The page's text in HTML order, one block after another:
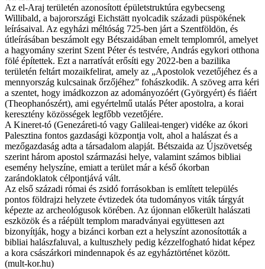
Az el-Araj területén azonosított épületstruktúra egybecseng
Willibald, a bajorországi Eichstätt nyolcadik századi püspökének
leírásaival. Az egyházi méltóság 725-ben járt a Szentföldön, és
útleírásában beszámolt egy Bétszaidában emelt templomról, amelyet
a hagyomány szerint Szent Péter és testvére, András egykori otthona
fölé építettek. Ezt a narratívát erősíti egy 2022-ben a bazilika
területén feltárt mozaikfelirat, amely az „Apostolok vezetőjéhez és a
mennyország kulcsainak őrzőjéhez” fohászkodik. A szöveg arra kéri
a szentet, hogy imádkozzon az adományozóért (Györgyért) és fiáért
(Theophanószért), ami egyértelmű utalás Péter apostolra, a korai
keresztény közösségek legfőbb vezetőjére.
A Kineret-tó (Genezáreti-tó vagy Galileai-tenger) vidéke az ókori
Palesztina fontos gazdasági központja volt, ahol a halászat és a
mezőgazdaság adta a társadalom alapját. Bétszaida az Újszövetség
szerint három apostol származási helye, valamint számos bibliai
esemény helyszíne, emiatt a terület már a késő ókorban
zarándoklatok célpontjává vált.
Az első századi római és zsidó forrásokban is említett település
pontos földrajzi helyzete évtizedek óta tudományos viták tárgyát
képezte az archeológusok körében. Az újonnan előkerült halászati
eszközök és a ráépült templom maradványai együttesen azt
bizonyítják, hogy a bizánci korban ezt a helyszínt azonosították a
bibliai halászfaluval, a kultuszhely pedig kézzelfogható hidat képez
a kora császárkori mindennapok és az egyháztörténet között.
(mult-kor.hu)